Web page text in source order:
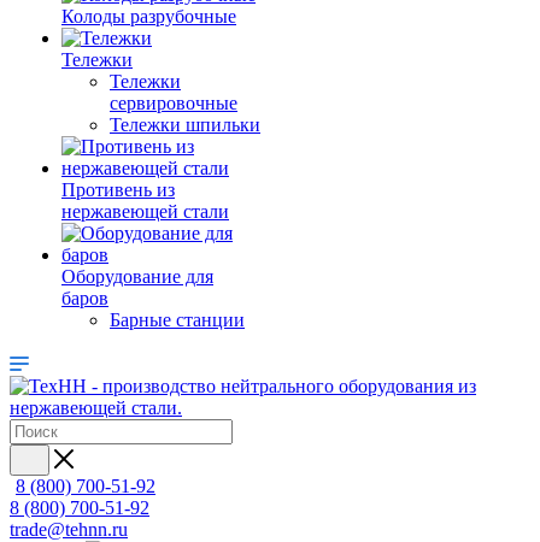
Колоды разрубочные
Тележки
Тележки
сервировочные
Тележки шпильки
Противень из
нержавеющей стали
Оборудование для
баров
Барные станции
8 (800) 700-51-92
8 (800) 700-51-92
trade@tehnn.ru